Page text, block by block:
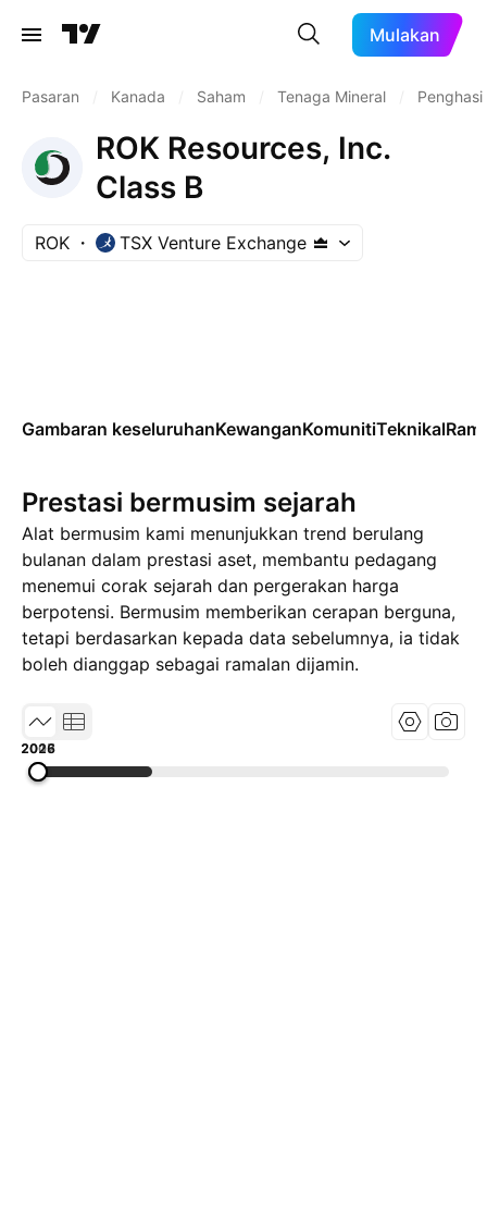
Mulakan
Pasaran Kanada Saham Tenaga Mineral
ROK Resources, Inc.
Class B
ROK TSX Venture Exchange
Gambaran keseluruhanKewanganKomunitiTeknikal
Prestasi bermusim sejarah
Alat bermusim kami menunjukkan trend berulang
bulanan dalam prestasi aset, membantu pedagang
menemui corak sejarah dan pergerakan harga
berpotensi. Bermusim memberikan cerapan berguna,
tetapi berdasarkan kepada data sebelumnya, ia tidak
boleh dianggap sebagai ramalan dijamin.
2008
2017
2026